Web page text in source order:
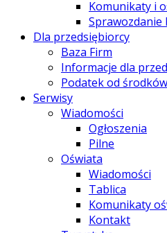
Komunikaty i
Sprawozdanie
Dla przedsiębiorcy
Baza Firm
Informacje dla
Podatek od
Serwisy
Wiadomości
Ogłoszenia
Pilne
Oświata
Wiadomości
Tablica
Komunikaty
Kontakt